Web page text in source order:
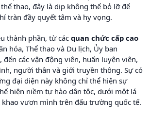
thao, đây là dịp không thể bỏ lỡ để
tràn đầy quyết tâm và hy vọng.
thành phần, từ các quan chức cấp cao
hóa, Thể thao và Du lịch, Ủy ban
đến các vận động viên, huấn luyện viên,
người thân và giới truyền thông. Sự có
đại diện này không chỉ thể hiện sự
hiện niềm tự hào dân tộc, dưới một lá
khao vươn mình trên đấu trường quốc tế.